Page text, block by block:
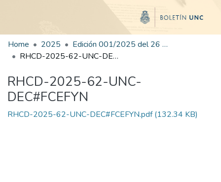
Home 2025
Edición 001/2025 del 26 de mayo de 2025
RHCD-2025-62-UNC-DEC#FCEFYN
RHCD-2025-62-UNC-
DEC#FCEFYN
RHCD-2025-62-UNC-DEC#FCEFYN.pdf(132.34 KB)